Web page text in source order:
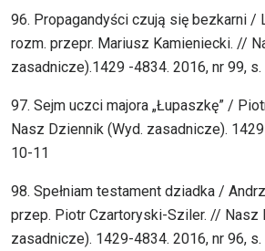
96. Propagandyści czują się bezkarni /
rozm. przepr. Mariusz Kamieniecki. //
zasadnicze).1429 -4834. 2016, nr 99, s.
97. Sejm uczci majora „Łupaszkę” /
Nasz Dziennik (Wyd. zasadnicze).
10-11
98. Spełniam testament dziadka /
przep. Piotr Czartoryski-Sziler. // Nasz
zasadnicze). 1429-4834. 2016, nr 96, s.